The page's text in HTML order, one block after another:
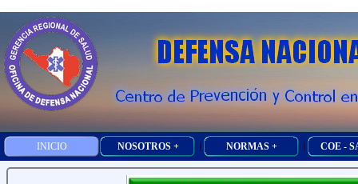
INICIO NOSOTROS + NORMAS + COE -